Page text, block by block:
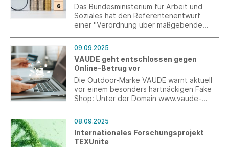
Das Bundesministerium für Arbeit und
Soziales hat den Referentenentwurf
einer "Verordnung über maßgebende
vorläufig festgelegt und müssen noch im
Bundeskabinett beschlossen werden.
09.09.2025
VAUDE geht entschlossen gegen
Online-Betrug vor
Die Outdoor-Marke VAUDE warnt aktuell
vor einem besonders hartnäckigen Fake
Shop: Unter der Domain www.vaude-
Ähnlichkeit mit dem offiziellen VAUDE
Onlineshop hat.
08.09.2025
Internationales Forschungsprojekt
TEXUnite